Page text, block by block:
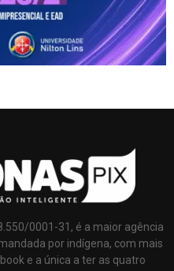
0001-31, é a maior agência
por indígena, com mais
e a única a ter as quatro